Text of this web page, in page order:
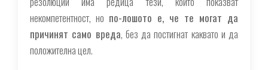
некомпетентност, но по-лошото е, че те могат да
причинят само вреда, без да постигнат каквато и да
положителна цел.